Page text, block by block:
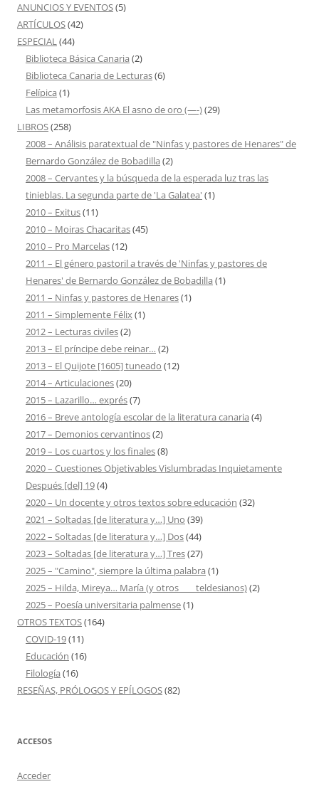
ANUNCIOS Y EVENTOS(5)
ARTÍCULOS(42)
ESPECIAL(44)
Biblioteca Básica Canaria (2)
Biblioteca Canaria de Lecturas(6)
Felípica (1)
Las metamorfosis AKA El asno de oro (—-)(29)
LIBROS(258)
2008 – Análisis paratextual de "Ninfas y pastores de Henares" de
Bernardo González de Bobadilla (2)
2008 – Cervantes y la búsqueda de la esperada luz tras las
tinieblas. La segunda parte de 'La Galatea' (1)
2010 – Exitus(11)
2010 – Moiras Chacaritas(45)
2010 – Pro Marcelas(12)
2011 – El género pastoril a través de 'Ninfas y pastores de
Henares' de Bernardo González de Bobadilla (1)
2011 – Ninfas y pastores de Henares(1)
2011 – Simplemente Félix(1)
2012 – Lecturas civiles(2)
2013 – El príncipe debe reinar… (2)
2013 – El Quijote [1605] tuneado (12)
2014 – Articulaciones(20)
2015 – Lazarillo… exprés(7)
2016 – Breve antología escolar de la literatura canaria (4)
2017 – Demonios cervantinos(2)
2019 – Los cuartos y los finales(8)
2020 – Cuestiones Objetivables Vislumbradas Inquietamente
Después [del] 19(4)
2020 – Un docente y otros textos sobre educación (32)
2021 – Soltadas [de literatura y…] Uno (39)
2022 – Soltadas [de literatura y…] Dos(44)
2023 – Soltadas [de literatura y…] Tres(27)
2025 – "Camino", siempre la última palabra (1)
2025 – Hilda, Mireya… María (y otros ___ teldesianos)(2)
2025 – Poesía universitaria palmense(1)
OTROS TEXTOS(164)
COVID-19(11)
Educación (16)
Filología (16)
RESEÑAS, PRÓLOGOS Y EPÍLOGOS(82)
ACCESOS
Acceder